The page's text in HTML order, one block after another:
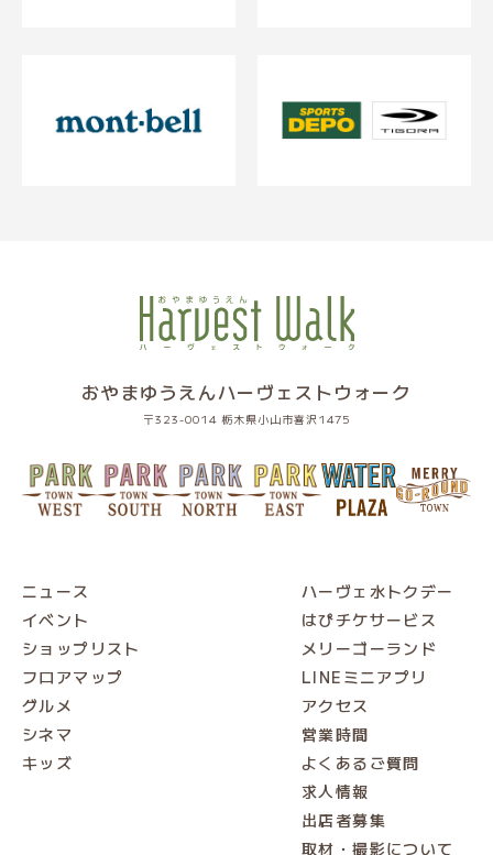
おやまゆうえんハーヴェストウォーク
〒323-0014 栃木県小山市喜沢1475
ニュース
イベント
ショップリスト
フロアマップ
グルメ
シネマ
キッズ
ハーヴェ水トクデー
はぴチケサービス
メリーゴーランド
LINEミニアプリ
アクセス
営業時間
よくあるご質問
求人情報
出店者募集
取材・撮影について